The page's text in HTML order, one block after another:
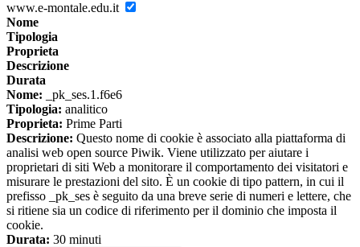
www.e-montale.edu.it
Nome
Tipologia
Proprieta
Descrizione
Durata
Nome: _pk_ses.1.f6e6
Tipologia: analitico
Proprieta: Prime Parti
Descrizione: Questo nome di cookie è associato alla piattaforma di
analisi web open source Piwik. Viene utilizzato per aiutare i
proprietari di siti Web a monitorare il comportamento dei visitatori e
misurare le prestazioni del sito. È un cookie di tipo pattern, in cui il
prefisso _pk_ses è seguito da una breve serie di numeri e lettere, che
si ritiene sia un codice di riferimento per il dominio che imposta il
cookie.
Durata: 30 minuti